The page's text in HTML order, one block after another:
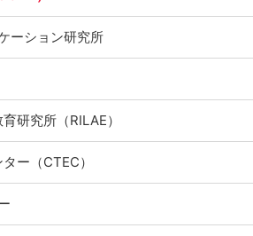
ーション研究所
研究所（RILAE）
ー（CTEC）